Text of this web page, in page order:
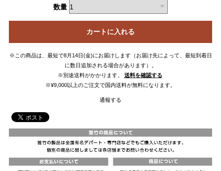
数量
カートに入れる
※この商品は、最短で8月14日(金)にお届けします（お届け先によって、最短到着日
に数日追加される場合があります）。
※別途送料がかかります。
送料を確認する
※¥9,000以上のご注文で国内送料が無料になります。
通報する